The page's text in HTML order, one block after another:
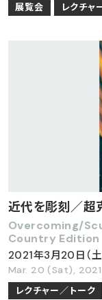
展覧会 レクチャ
近代を彫刻／超
Overcoming/
Country Edition
2021年3月20日（
Mar. 20 (Sat),
レクチャー／トーク